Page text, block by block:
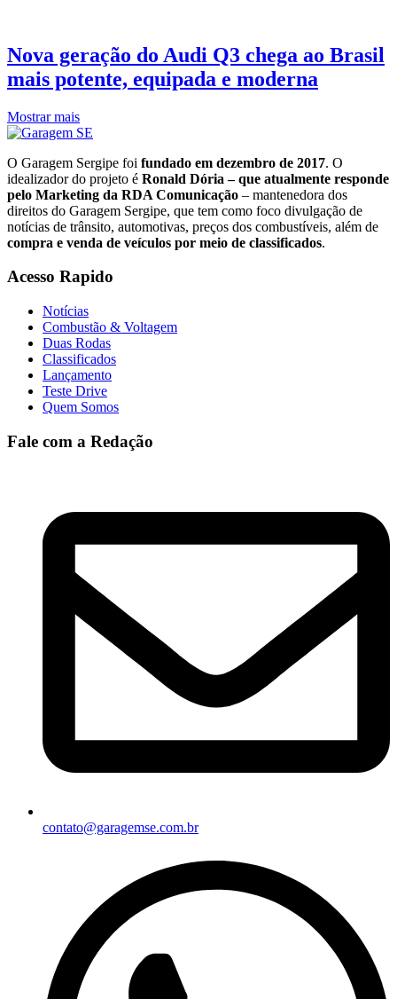
Nova geração do Audi Q3 chega ao Brasil
mais potente, equipada e moderna
Mostrar mais
O Garagem Sergipe foi fundado em dezembro de 2017. O
idealizador do projeto é Ronald Dória – que atualmente responde
pelo Marketing da RDA Comunicação – mantenedora dos
direitos do Garagem Sergipe, que tem como foco divulgação de
notícias de trânsito, automotivas, preços dos combustíveis, além de
compra e venda de veículos por meio de classificados.
Acesso Rapido
Notícias
Combustão & Voltagem
Duas Rodas
Classificados
Lançamento
Teste Drive
Quem Somos
Fale com a Redação
contato@garagemse.com.br